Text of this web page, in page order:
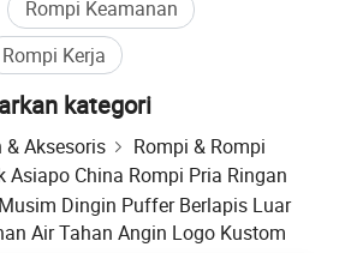
Rompi Keamanan
Rompi Kerja
kategori
& Aksesoris
Rompi & Rompi
Asiapo China Rompi Pria Ringan
Dingin Puffer Berlapis Luar
Air Tahan Angin Logo Kustom